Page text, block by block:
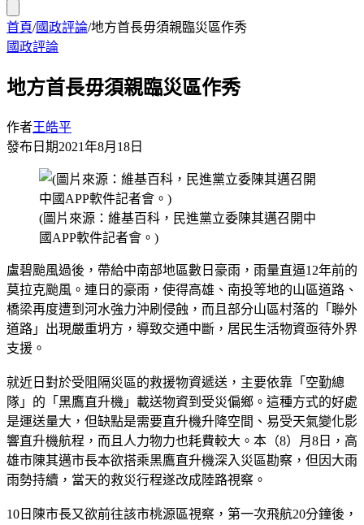
首頁/國政評論/地方首長毋須親臨災區作秀
國政評論
地方首長毋須親臨災區作秀
作者王皓平
發布日期2021年8月18日
(圖片來源：維基百科，民進黨立委陳其邁召開中
國APP軟件記者會。)
盧碧颱風過後，帶給中南部地區數日豪雨，雨量直逼12年前的
莫拉克颱風。連日的豪雨，使得高雄、南投等地的山區道路、
橋梁再度遭到河水強力沖刷侵蝕，而且部分山區村落的「聯外
道路」出現嚴重坍方，導致交通中斷，居民生活物資亟待外界
支援。
就近日對於受阻隔災區的救援物資遞送，主要依靠「空勤總
隊」的「黑鷹直升機」載送物資到受災偏鄉。這種方式的好處
是運送量大，但缺點是需要直升機升降空間、易受天氣變化影
響直升機航程，而且人力物力也耗費較大。本（8）月8日，高
雄市陳其邁市長本欲搭乘黑鷹直升機深入災區勘察，但因大雨
雨勢持續，當天的救災行程遂改成陸路視察。
10日陳市長又欲前往該市桃源區視察，第一次飛航20分鐘後，